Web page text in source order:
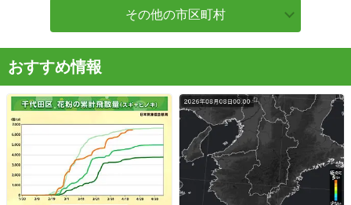
その他の市区町村
おすすめ情報